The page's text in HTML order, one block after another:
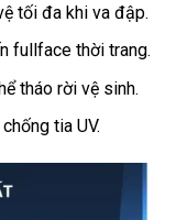
tối đa khi va đập.
fullface thời trang.
tháo rời vệ sinh.
tia UV.